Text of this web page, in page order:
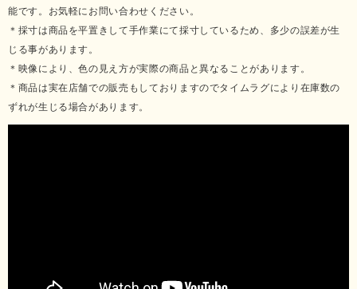
能です。お気軽にお問い合わせください。
＊採寸は商品を平置きして手作業にて採寸しているため、多少の誤差が生
じる事があります。
＊映像により、色の見え方が実際の商品と異なることがあります。
＊商品は実在店舗での販売もしておりますのでタイムラグにより在庫数の
ずれが生じる場合があります。